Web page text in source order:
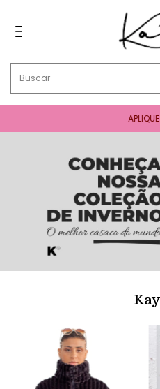
APLIQUE O